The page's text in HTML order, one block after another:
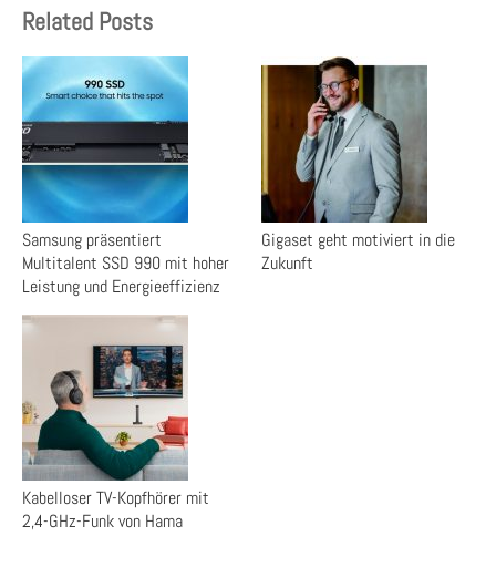
Related Posts
Samsung präsentiert
Multitalent SSD 990 mit hoher
Leistung und Energieeffizienz
Gigaset geht motiviert in die
Zukunft
Kabelloser TV-Kopfhörer mit
2,4-GHz-Funk von Hama